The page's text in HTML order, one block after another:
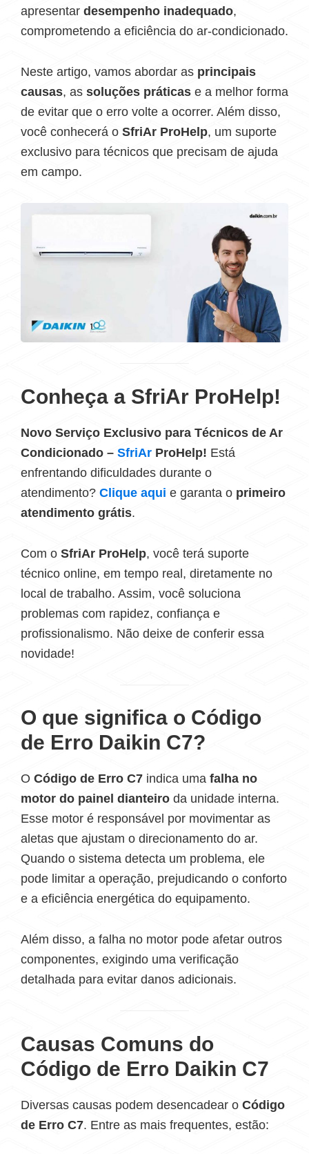
apresentar desempenho inadequado,
comprometendo a eficiência do ar-condicionado.
Neste artigo, vamos abordar as principais
causas, as soluções práticas e a melhor forma
de evitar que o erro volte a ocorrer. Além disso,
você conhecerá o SfriAr ProHelp, um suporte
exclusivo para técnicos que precisam de ajuda
em campo.
Conheça a SfriAr ProHelp!
Novo Serviço Exclusivo para Técnicos de Ar
Condicionado – SfriAr ProHelp! Está
enfrentando dificuldades durante o
atendimento? Clique aqui e garanta o primeiro
atendimento grátis.
Com o SfriAr ProHelp, você terá suporte
técnico online, em tempo real, diretamente no
local de trabalho. Assim, você soluciona
problemas com rapidez, confiança e
profissionalismo. Não deixe de conferir essa
novidade!
O que significa o Código
de Erro Daikin C7?
O Código de Erro C7 indica uma falha no
motor do painel dianteiro da unidade interna.
Esse motor é responsável por movimentar as
aletas que ajustam o direcionamento do ar.
Quando o sistema detecta um problema, ele
pode limitar a operação, prejudicando o conforto
e a eficiência energética do equipamento.
Além disso, a falha no motor pode afetar outros
componentes, exigindo uma verificação
detalhada para evitar danos adicionais.
Causas Comuns do
Código de Erro Daikin C7
Diversas causas podem desencadear o Código
de Erro C7. Entre as mais frequentes, estão: